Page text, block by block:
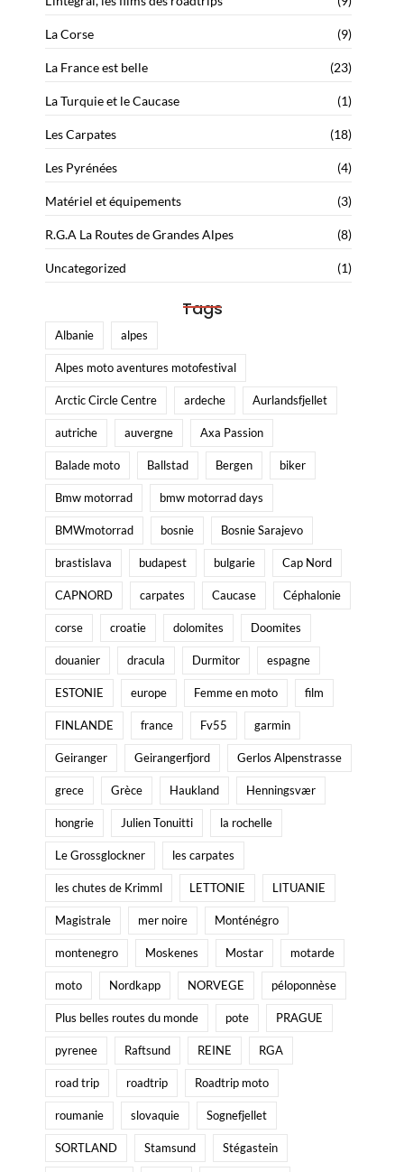
La Corse (9)
La France est belle (23)
La Turquie et le Caucase (1)
Les Carpates (18)
Les Pyrénées (4)
Matériel et équipements (3)
R.G.A La Routes de Grandes Alpes (8)
Uncategorized (1)
Tags
Albanie alpes
Alpes moto aventures motofestival
Arctic Circle Centre ardeche Aurlandsfjellet
autriche auvergne Axa Passion
Balade moto Ballstad Bergen biker
Bmw motorrad bmw motorrad days
BMWmotorrad bosnie Bosnie Sarajevo
brastislava budapest bulgarie Cap Nord
CAPNORD carpates Caucase Céphalonie
corse croatie dolomites Doomites
douanier dracula Durmitor espagne
ESTONIE europe Femme en moto film
FINLANDE france Fv55 garmin
Geiranger Geirangerfjord Gerlos Alpenstrasse
grece Grèce Haukland Henningsvær
hongrie Julien Tonuitti la rochelle
Le Grossglockner les carpates
les chutes de Krimml LETTONIE LITUANIE
Magistrale mer noire Monténégro
montenegro Moskenes Mostar motarde
moto Nordkapp NORVEGE péloponnèse
Plus belles routes du monde pote PRAGUE
pyrenee Raftsund REINE RGA
road trip roadtrip Roadtrip moto
roumanie slovaquie Sognefjellet
SORTLAND Stamsund Stégastein